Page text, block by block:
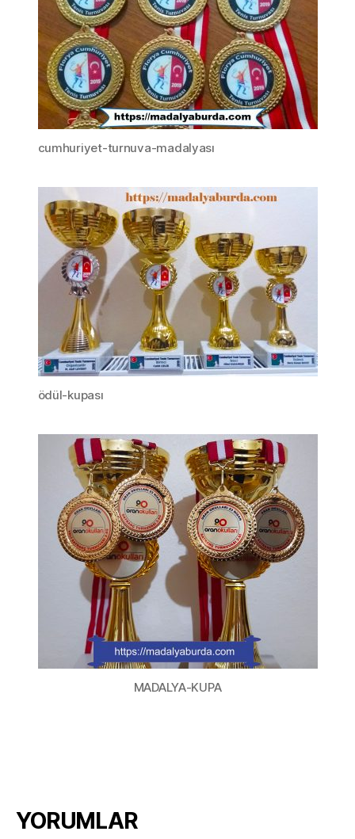
cumhuriyet-turnuva-madalyası
ödül-kupası
MADALYA-KUPA
YORUMLAR